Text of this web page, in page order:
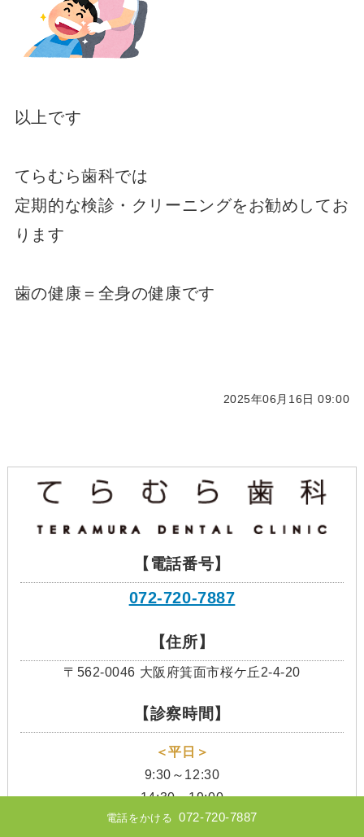
以上です
てらむら歯科では
定期的な検診・クリーニングをお勧めしてお
ります
歯の健康＝全身の健康です
2025年06月16日 09:00
【電話番号】
072-720-7887
【住所】
〒562-0046 大阪府箕面市桜ケ丘2-4-20
【診察時間】
＜平日＞
9:30～12:30
14:30～19:00
＜土曜日＞
電話をかける 072-720-7887